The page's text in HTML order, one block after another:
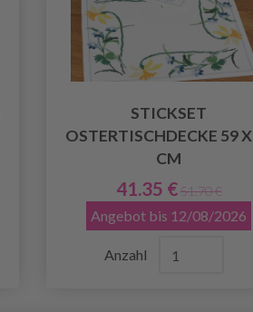
STICKSET
OSTERTISCHDECKE 59
CM
41.35 € 51.70 €
Angebot bis 12/08/2026
Anzahl